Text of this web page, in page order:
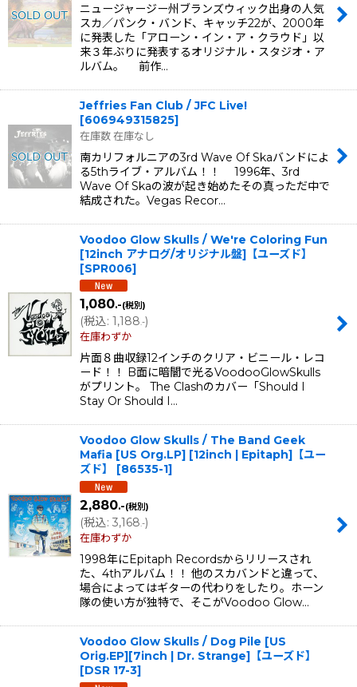
ニュージャージー州ブランズウィック出身の人気
スカ／パンク・バンド、キャッチ22が、2000年
に発表した「アローン・イン・ア・クラウド」以
来３年ぶりに発表するオリジナル・スタジオ・ア
ルバム。 前作…
Jeffries Fan Club / JFC Live!
[606949315825]
在庫数 在庫なし
南カリフォルニアの3rd Wave Of Skaバンドによ
る5thライブ・アルバム！！ 1996年、3rd
Wave Of Skaの波が起き始めたその真っただ中で
結成された。Vegas Recor…
Voodoo Glow Skulls / We're Coloring Fun
[12inch アナログ/オリジナル盤]【ユーズド】
[SPR006]
1,080.-(税別)
(税込: 1,188.-)
在庫わずか
片面８曲収録12インチのクリア・ビニール・レコ
ード！！ B面に暗闇で光るVoodooGlowSkulls
がプリント。 The Clashのカバー「Should I
Stay Or Should I…
Voodoo Glow Skulls / The Band Geek
Mafia [US Org.LP] [12inch | Epitaph]【ユー
ズド】
[86535-1]
2,880.-(税別)
(税込: 3,168.-)
在庫わずか
1998年にEpitaph Recordsからリリースされ
た、4thアルバム！！ 他のスカバンドと違って、
場合によってはギターの代わりをしたり。ホーン
隊の使い方が独特で、そこがVoodoo Glow…
Voodoo Glow Skulls / Dog Pile [US
Orig.EP][7inch | Dr. Strange]【ユーズド】
[DSR 17-3]